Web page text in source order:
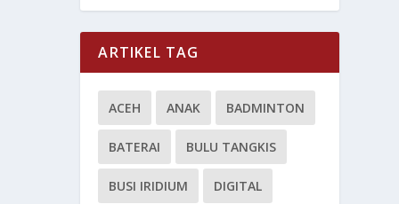
ARTIKEL TAG
ACEH ANAK BADMINTON
BATERAI BULU TANGKIS
BUSI IRIDIUM DIGITAL